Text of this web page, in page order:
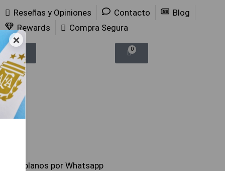
×
Reseñas y Opiniones Contacto
Blog
Rewards
Compra Segura
0
Hablanos por Whatsapp